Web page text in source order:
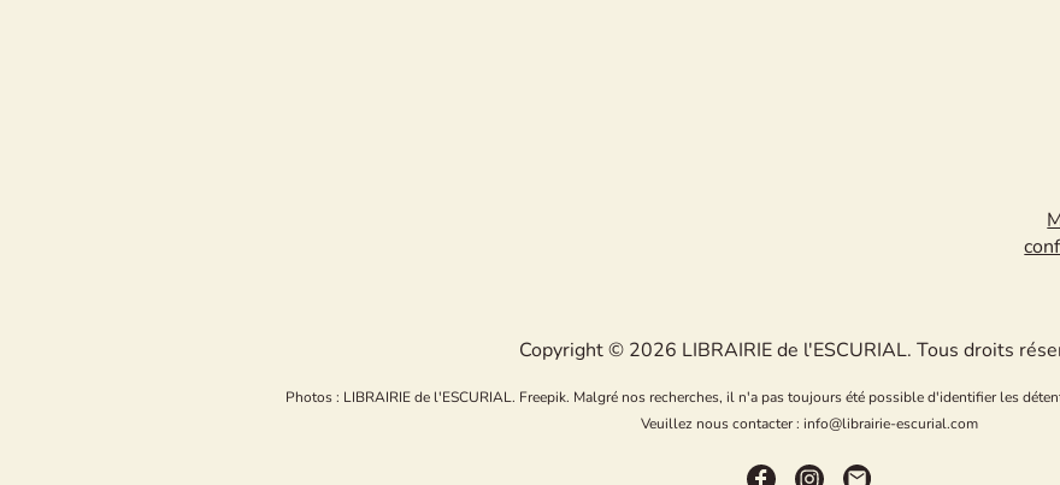
Copyright © 2026 LIBRAIRIE de l'ESCURIAL. Tous droits
Photos : LIBRAIRIE de l'ESCURIAL. Freepik. Malgré nos recherches, il n'a pas toujours été possible d'identifier les
Veuillez nous contacter : info@librairie-escurial.com